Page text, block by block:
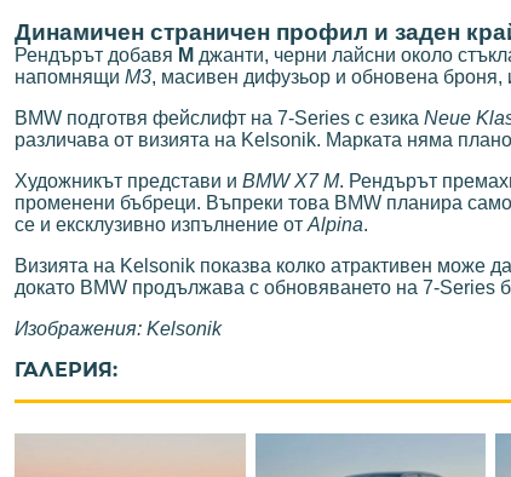
Динамичен страничен профил и заден
Рендърът добавя M джанти, черни лайсни около
напомнящи M3, масивен дифузьор и обновена броня,
BMW подготвя фейслифт на 7-Series с езика Neue
различава от визията на Kelsonik. Марката няма
Художникът представи и BMW X7 M. Рендърът
променени бъбреци. Въпреки това BMW планира
се и ексклузивно изпълнение от Alpina.
Визията на Kelsonik показва колко атрактивен може
докато BMW продължава с обновяването на 7-Series
Изображения: Kelsonik
ГАЛЕРИЯ: